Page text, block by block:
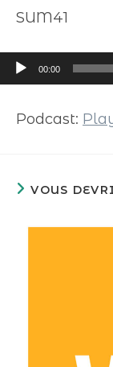
SUM41
Lecteur
audio
00:00
Podcast:
VOUS